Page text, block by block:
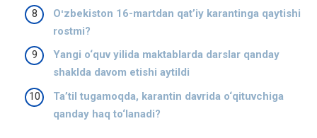
Oʻzbekiston 16-martdan qatʼiy karantinga qaytishi
rostmi?
Yangi o‘quv yilida maktablarda darslar qanday
shaklda davom etishi aytildi
Ta’til tugamoqda, karantin davrida o‘qituvchiga
qanday haq to‘lanadi?